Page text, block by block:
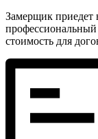
Замерщик приедет
профессиональный
стоимость для